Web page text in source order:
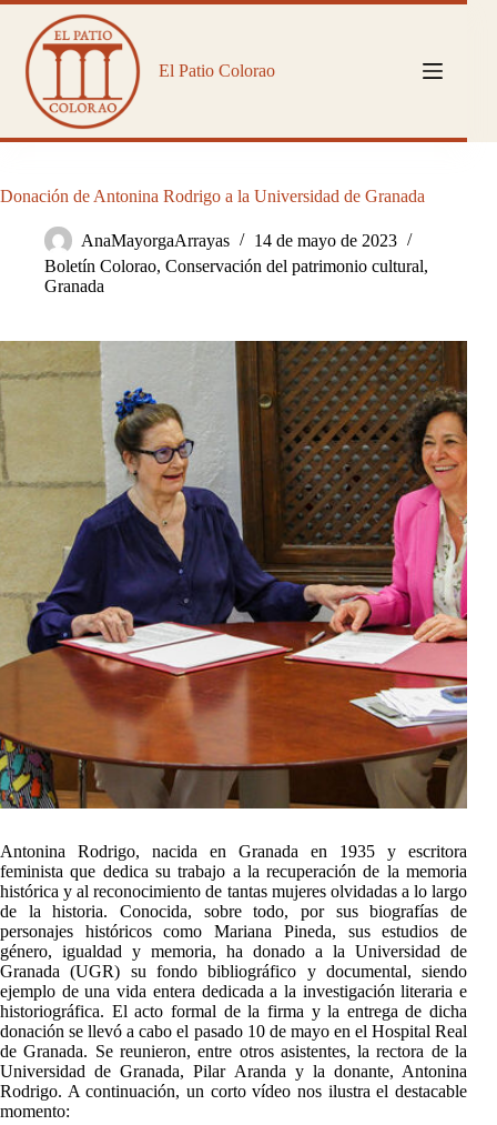
Saltar
contenido
El Patio Colorao
Donación de Antonina Rodrigo a la Universidad de Granada
AnaMayorgaArrayas
14 de mayo de 2023
Boletín Colorao, Conservación del patrimonio cultural,
Granada
Antonina Rodrigo, nacida en Granada en 1935 y escritora
feminista que dedica su trabajo a la recuperación de la memoria
histórica y al reconocimiento de tantas mujeres olvidadas a lo largo
de la historia. Conocida, sobre todo, por sus biografías de
personajes históricos como Mariana Pineda, sus estudios de
género, igualdad y memoria, ha donado a la Universidad de
Granada (UGR) su fondo bibliográfico y documental, siendo
ejemplo de una vida entera dedicada a la investigación literaria e
historiográfica. El acto formal de la firma y la entrega de dicha
donación se llevó a cabo el pasado 10 de mayo en el Hospital Real
de Granada. Se reunieron, entre otros asistentes, la rectora de la
Universidad de Granada, Pilar Aranda y la donante, Antonina
Rodrigo. A continuación, un corto vídeo nos ilustra el destacable
momento: